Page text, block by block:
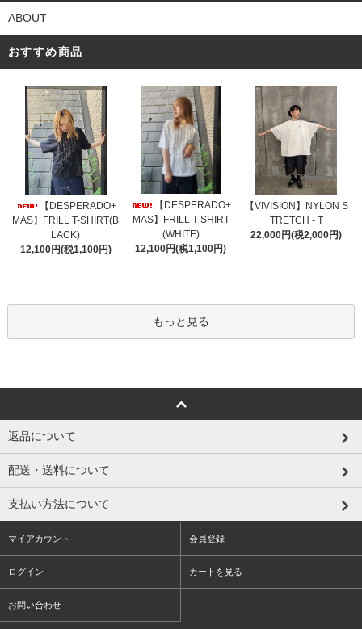
ABOUT
おすすめ商品
【DESPERADO+
MAS】FRILL T-SHIRT(B
LACK)
12,100円(税1,100円)
【DESPERADO+
MAS】FRILL T-SHIRT
(WHITE)
12,100円(税1,100円)
【VIVISION】NYLON S
TRETCH - T
22,000円(税2,000円)
もっと見る
返品について
配送・送料について
支払い方法について
マイアカウント 会員登録
ログイン カートを見る
お問い合わせ